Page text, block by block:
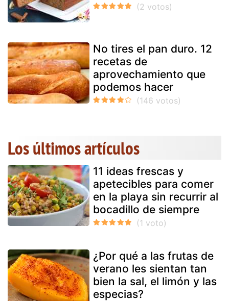
No tires el pan duro. 12
recetas de
aprovechamiento que
podemos hacer
Los últimos artículos
11 ideas frescas y
apetecibles para comer
en la playa sin recurrir al
bocadillo de siempre
¿Por qué a las frutas de
verano les sientan tan
bien la sal, el limón y las
especias?